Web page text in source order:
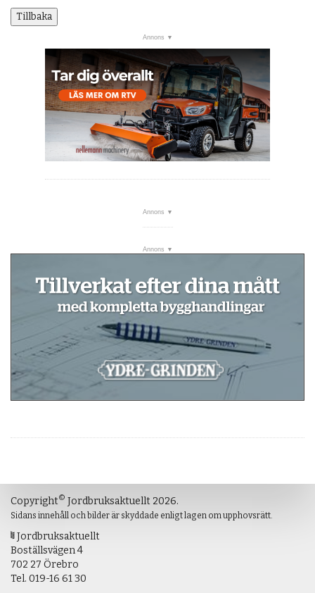
Tillbaka
Copyright© Jordbruksaktuellt 2026.
Sidans innehåll och bilder är skyddade enligt lagen om upphovsrätt.
Jordbruksaktuellt
Boställsvägen 4
702 27 Örebro
Tel. 019-16 61 30